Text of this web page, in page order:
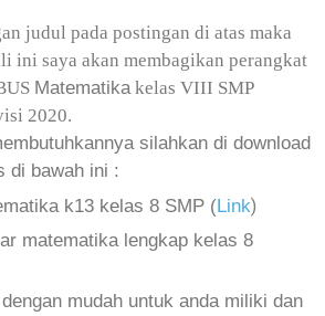
judul pada postingan di atas maka
ini saya akan membagikan perangkat
Matematikakelas VIII SMP
2020.
silahkan di download
di bawah ini :
k13 kelas 8 SMP (Link)
matematika lengkap kelas 8
mudah untuk anda miliki dan